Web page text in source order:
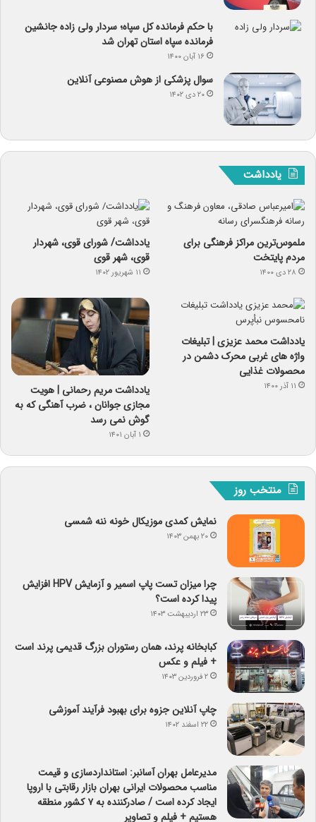
با حکم فرمانده کل سپاه؛ سردار ولی زاده جانشین
فرمانده سپاه استان تهران شد
۱۶ آبان ۱۴۰۰
سوال پزشکی از هوش مصنوعی آنلاین
۲۰ دی ۱۴۰۲
یادداشت
ملموس‌ترین مراکز فرهنگی برای
مردم پایتخت
۲۸ دی ۱۴۰۰
یادداشت/ شورای قوی، شهردار
قوی، شهر قوی
۱۱ شهریور ۱۴۰۲
یادداشت محمد عزیزی | تبلیغات
واژه های غربی محرک دشمن در
محصولات غذایی
۱۱ آذر ۱۴۰۰
یادداشت مریم رحمانی | هویت
مجازی جوانان ، ضرب آهنگی که به
گوش نمی رسد
۱ آبان ۱۴۰۱
منتخب روز
نمایش کمدی موزیکال خونه ننه شمسی
۲۰ بهمن ۱۴۰۳
چرا میزان تست پاپ اسمیر و آزمایش HPV افزایش
پیدا کرده است؟
۲۳ اردیبهشت ۱۴۰۳
کبابخانه پرند، همان رستوران بزرگ قدیمی پرند است
+ فیلم و عکس
۲ فروردین ۱۴۰۳
چاپ آنلاین جزوه برای بهبود فرآیند آموزشی
۲۲ اسفند ۱۴۰۲
مدیرعامل بهران آسانبر: استانداردسازی و قیمت
مناسب محصولات ایرانی بهران بازار رقابتی با اروپا
ایجاد کرده است / صادرکننده به ۷ کشور منطقه
هستیم + فیلم و تصاویر